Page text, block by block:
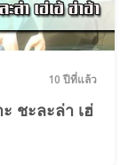
10 ปีที่แล้ว
ชะละล่า เฮ่